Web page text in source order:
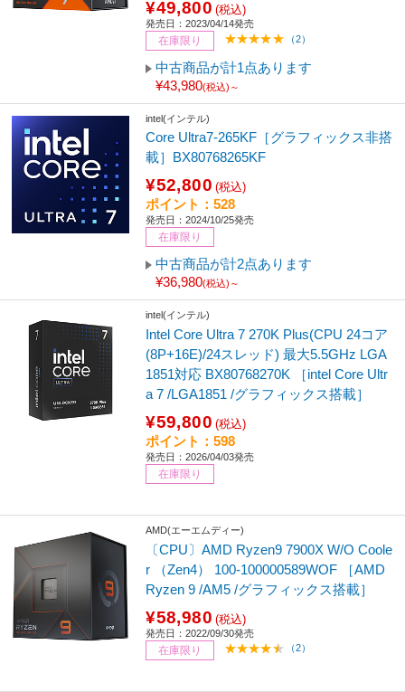
¥49,800 (税込)
発売日：2023/04/14発売
在庫限り （2）
中古商品が計1点あります
¥43,980(税込)～
intel(インテル)
Core Ultra7-265KF［グラフィックス非搭
載］BX80768265KF
¥52,800 (税込)
ポイント：528
発売日：2024/10/25発売
在庫限り
中古商品が計2点あります
¥36,980(税込)～
intel(インテル)
Intel Core Ultra 7 270K Plus(CPU 24コア
(8P+16E)/24スレッド) 最大5.5GHz LGA
1851対応 BX80768270K ［intel Core Ultr
a 7 /LGA1851 /グラフィックス搭載］
¥59,800 (税込)
ポイント：598
発売日：2026/04/03発売
在庫限り
AMD(エーエムディー)
〔CPU〕AMD Ryzen9 7900X W/O Coole
r （Zen4） 100-100000589WOF ［AMD
Ryzen 9 /AM5 /グラフィックス搭載］
¥58,980 (税込)
発売日：2022/09/30発売
在庫限り （2）